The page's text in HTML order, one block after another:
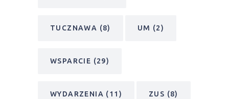
TUCZNAWA (8) UM (2)
WSPARCIE (29)
WYDARZENIA (11) ZUS (8)